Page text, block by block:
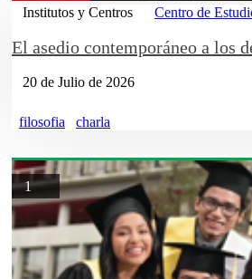
Institutos y Centros Centro de
El asedio contemporáneo a los
20 de Julio de 2026
filosofia charla
1